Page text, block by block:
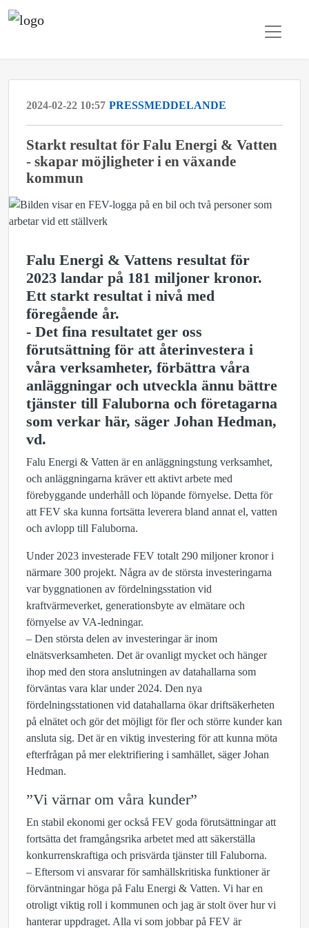
2024-02-22 10:57 PRESSMEDDELANDE
Starkt resultat för Falu Energi & Vatten
- skapar möjligheter i en växande
kommun
Falu Energi & Vattens resultat för
2023 landar på 181 miljoner kronor.
Ett starkt resultat i nivå med
föregående år.
- Det fina resultatet ger oss
förutsättning för att återinvestera i
våra verksamheter, förbättra våra
anläggningar och utveckla ännu bättre
tjänster till Faluborna och företagarna
som verkar här, säger Johan Hedman,
vd.
Falu Energi & Vatten är en anläggningstung verksamhet,
och anläggningarna kräver ett aktivt arbete med
förebyggande underhåll och löpande förnyelse. Detta för
att FEV ska kunna fortsätta leverera bland annat el, vatten
och avlopp till Faluborna.
Under 2023 investerade FEV totalt 290 miljoner kronor i
närmare 300 projekt. Några av de största investeringarna
var byggnationen av fördelningsstation vid
kraftvärmeverket, generationsbyte av elmätare och
förnyelse av VA-ledningar.
– Den största delen av investeringar är inom
elnätsverksamheten. Det är ovanligt mycket och hänger
ihop med den stora anslutningen av datahallarna som
förväntas vara klar under 2024. Den nya
fördelningsstationen vid datahallarna ökar driftsäkerheten
på elnätet och gör det möjligt för fler och större kunder kan
ansluta sig. Det är en viktig investering för att kunna möta
efterfrågan på mer elektrifiering i samhället, säger Johan
Hedman.
”Vi värnar om våra kunder”
En stabil ekonomi ger också FEV goda förutsättningar att
fortsätta det framgångsrika arbetet med att säkerställa
konkurrenskraftiga och prisvärda tjänster till Faluborna.
– Eftersom vi ansvarar för samhällskritiska funktioner är
förväntningar höga på Falu Energi & Vatten. Vi har en
otroligt viktig roll i kommunen och jag är stolt över hur vi
hanterar uppdraget. Alla vi som jobbar på FEV är